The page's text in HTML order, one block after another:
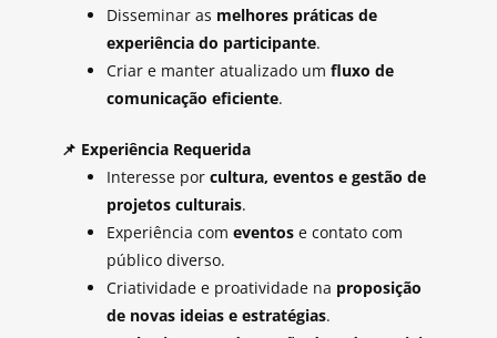
Disseminar as melhores práticas de
experiência do participante.
Criar e manter atualizado um fluxo de
comunicação eficiente.
📌 Experiência Requerida
Interesse por cultura, eventos e gestão de
projetos culturais.
Experiência com eventose contato com
público diverso.
Criatividade e proatividade na proposição
de novas ideias e estratégias.